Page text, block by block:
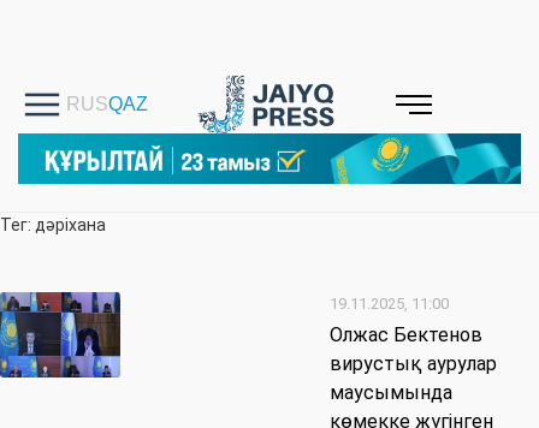
Тег: дәріхана
19.11.2025, 11:00
Олжас Бектенов
вирустық аурулар
маусымында
көмекке жүгінген